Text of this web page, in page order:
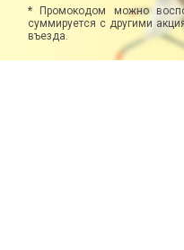
* Промокодом можно
суммируется с другими
въезда.